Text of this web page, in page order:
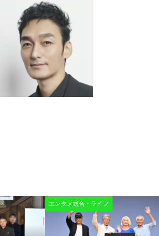
エンタメ総合・ライフ